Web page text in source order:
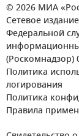
© 2026 МИА
Сетевое
Федеральной
(Роскомнадзор)
Политика
логирования
Политика
Правила